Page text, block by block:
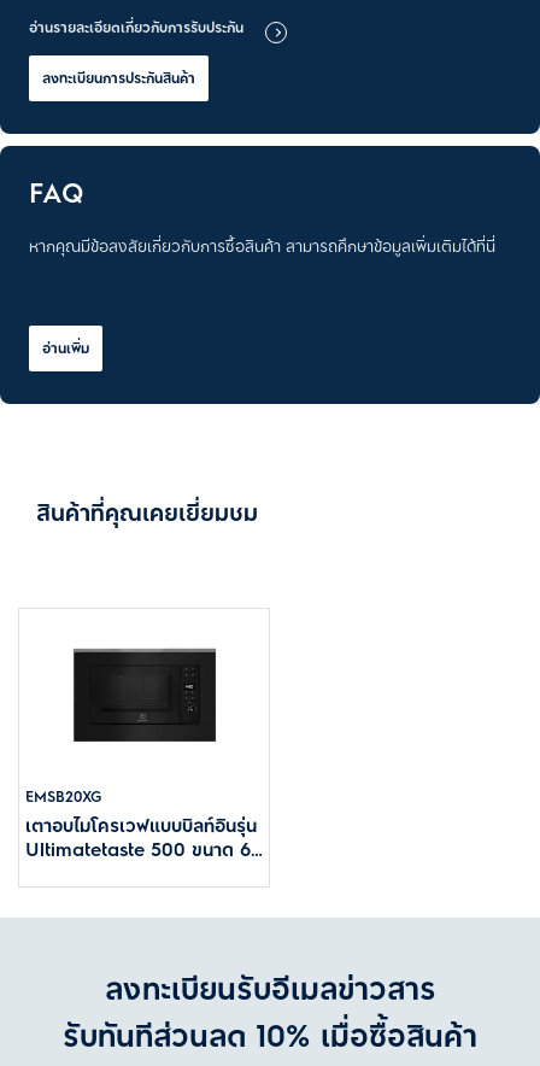
อ่านรายละเอียดเกี่ยวกับการรับประกัน
ลงทะเบียนการประกันสินค้า
FAQ
หากคุณมีข้อสงสัยเกี่ยวกับการซื้อสินค้า สามารถศึกษาข้อมูลเพิ่มเติมได้ที่นี่
อ่านเพิ่ม
สินค้าที่คุณเคยเยี่ยมชม
EMSB20XG
เตาอบไมโครเวฟแบบบิลท์อินรุ่น
Ultimatetaste 500 ขนาด 60
ลงทะเบียนรับอีเมลข่าวสาร
รับทันทีส่วนลด 10% เมื่อซื้อสินค้า